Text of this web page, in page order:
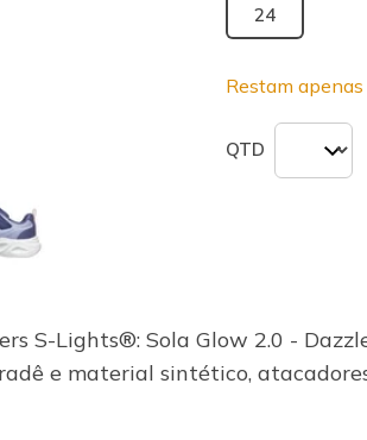
24
Restam
QTD
S-Lights®: Sola Glow 2.0 -
e material sintético,